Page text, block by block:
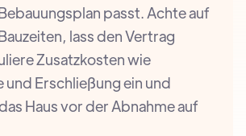
passt. Achte auf
lass den Vertrag
Zusatzkosten wie
Erschließung ein und
Haus vor der Abnahme auf